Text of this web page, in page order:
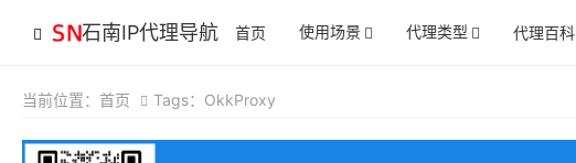
石南IP代理导航 首页 使用场景 代理类型 代理百科
当前位置： 首页 Tags：OkkProxy